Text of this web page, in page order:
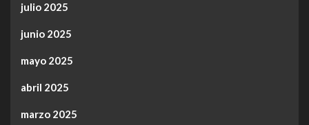
julio 2025
junio 2025
mayo 2025
abril 2025
marzo 2025